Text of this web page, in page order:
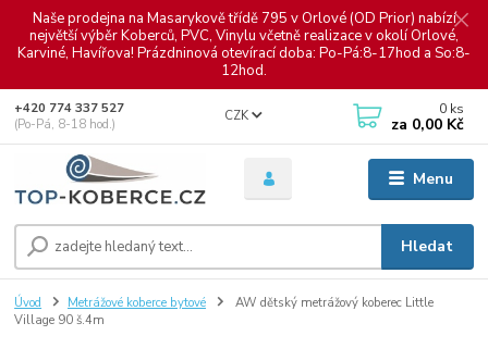
Naše prodejna na Masarykově třídě 795 v Orlové (OD Prior) nabízí
největší výběr Koberců, PVC, Vinylu včetně realizace v okolí Orlové,
Karviné, Havířova! Prázdninová otevírací doba: Po-Pá:8-17hod a So:8-
12hod.
Menu
CZK
Hledat
+420 774 337 527
(Po-Pá, 8-18 hod.)
0 ks
za 0,00 Kč
Úvod Metrážové koberce bytové
AW dětský metrážový koberec Little
Village 90 š.4m